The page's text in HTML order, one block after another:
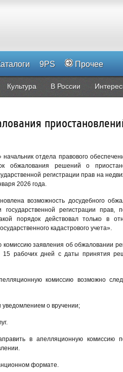
9PS Прочее
Культура В России
отдела правового
обжалования решений о
регистрации прав на
2026 года.
возможность досудебного
регистрации прав,
порядок действовал только в
кадастрового учета».
комиссию заявления об обжаловании
15 рабочих дней с даты принятия
комиссию возможно
о вручении;
в апелляционную комиссию
формате.